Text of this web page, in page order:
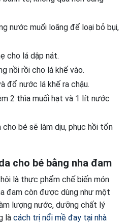
nước muối loãng để loại bỏ bụi,
cho lá dập nát.
nồi rồi cho lá khế vào.
đổ nước lá khế ra chậu.
2 thìa muối hạt và 1 lít nước
cho bé sẽ làm dịu, phục hồi tổn
cho bé bằng nha đam
là thực phẩm chế biến món
đam còn được dùng như một
lượng nước, dưỡng chất lý
là cách trị nổi mề đay tại nhà